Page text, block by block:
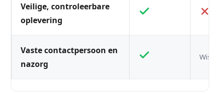
Veilige, controleerbare
oplevering
Vaste contactpersoon en
nazorg